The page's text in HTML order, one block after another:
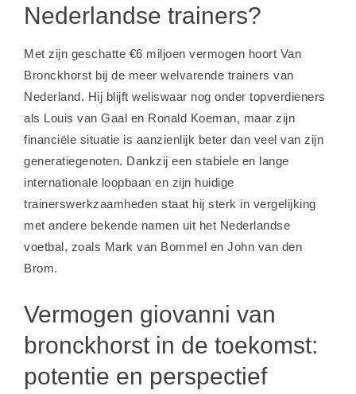
Nederlandse trainers?
Met zijn geschatte €6 miljoen vermogen hoort Van
Bronckhorst bij de meer welvarende trainers van
Nederland. Hij blijft weliswaar nog onder topverdieners
als Louis van Gaal en Ronald Koeman, maar zijn
financiële situatie is aanzienlijk beter dan veel van zijn
generatiegenoten. Dankzij een stabiele en lange
internationale loopbaan en zijn huidige
trainerswerkzaamheden staat hij sterk in vergelijking
met andere bekende namen uit het Nederlandse
voetbal, zoals Mark van Bommel en John van den
Brom.
Vermogen giovanni van
bronckhorst in de toekomst:
potentie en perspectief